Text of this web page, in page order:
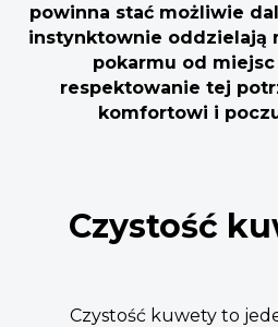
powinna stać możliwie
instynktownie oddzielają
pokarmu od
respektowanie tej
komfortowi i
Czystość
Czystość kuwety to